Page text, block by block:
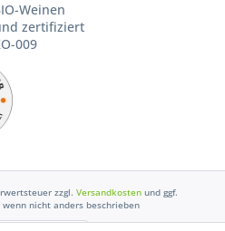
Weinen
zertifiziert
009
zzgl. Versandkosten und ggf.
wenn nicht anders beschrieben